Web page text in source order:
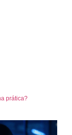
prática?